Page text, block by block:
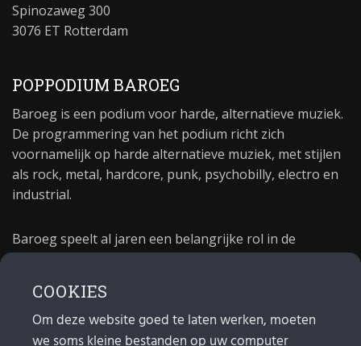
Spinozaweg 300
3076 ET Rotterdam
POPPODIUM BAROEG
Baroeg is een podium voor harde, alternatieve muziek.
De programmering van het podium richt zich
voornamelijk op harde alternatieve muziek, met stijlen
als rock, metal, hardcore, punk, psychobilly, electro en
industrial.
Baroeg speelt al jaren een belangrijke rol in de
culturele sector van Rotterdam. In 1981 begon Baroeg
poppodium 40 jaar.
COOKIES
Om deze website goed te laten werken, moeten
we soms kleine bestanden op uw computer